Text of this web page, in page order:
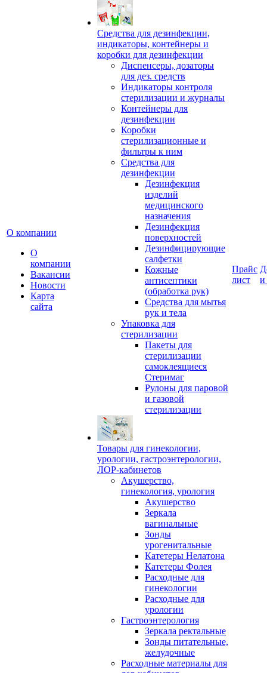
О компании
О
компании
Вакансии
Новости
Карта
сайта
Средства для дезинфекции,
индикаторы, контейнеры и
коробки для дезинфекции
Диспенсеры, дозаторы
для дез. средств
Индикаторы контроля
стерилизации и журналы
Контейнеры для
дезинфекции
Коробки
стерилизационные и
фильтры к ним
Средства для
дезинфекции
Дезинфекция
изделий
медицинского
назначения
Дезинфекция
поверхностей
Дезинфицирующие
салфетки
Кожные
антисептики
(обработка рук)
Средства для мытья
рук и тела
Упаковка для
стерилизации
Пакеты для
стерилизации
самоклеящиеся
Стеримаг
Рулоны для паровой
и газовой
стерилизации
Товары для гинекологии,
урологии, гастроэнтерологии,
ЛОР-кабинетов
Акушерство,
гинекология, урология
Акушерство
Зеркала
вагинальные
Зонды
урогенитальные
Катетеры Нелатона
Катетеры Фолея
Расходные для
гинекологии
Расходные для
урологии
Гастроэнтерология
Зеркала ректальные
Зонды питательные,
желудочные
Расходные материалы для
Прайс
лист
и